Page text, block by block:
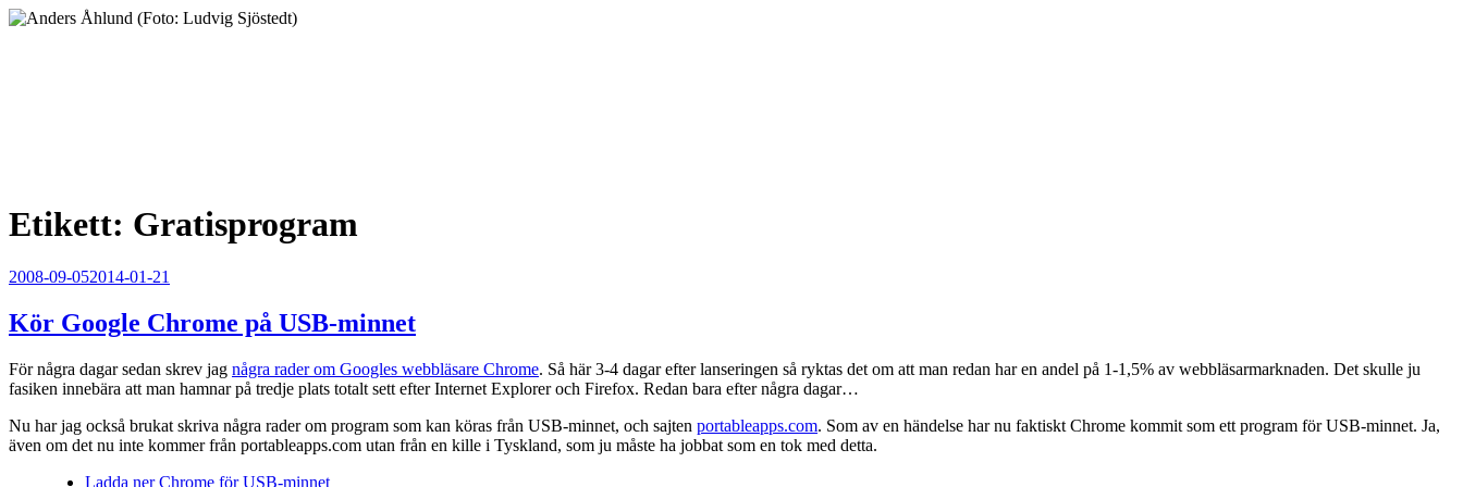
Hoppa
Etikett: Gratisprogram
Publicerat
2008-09-052014-01-21
Kör Google Chrome på USB-minnet
För några dagar sedan skrev jag några rader om Googles webbläsare Chrome. Så här 3-4 dagar efter lanseringen så ryktas det om att man redan har en andel på 1-1,5% av webbläsarmarknaden. Det skulle ju
fasiken innebära att man hamnar på tredje plats totalt sett efter Internet Explorer och Firefox. Redan bara efter några dagar…
Nu har jag också brukat skriva några rader om program som kan köras från USB-minnet, och sajten portableapps.com. Som av en händelse har nu faktiskt Chrome kommit som ett program för USB-minnet. Ja,
även om det nu inte kommer från portableapps.com utan från en kille i Tyskland, som ju måste ha jobbat som en tok med detta.
Ladda ner Chrome för USB-minnet